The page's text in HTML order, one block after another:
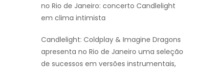
no Rio de Janeiro: concerto Candlelight
em clima intimista
Candlelight: Coldplay & Imagine Dragons
apresenta no Rio de Janeiro uma seleção
de sucessos em versões instrumentais,